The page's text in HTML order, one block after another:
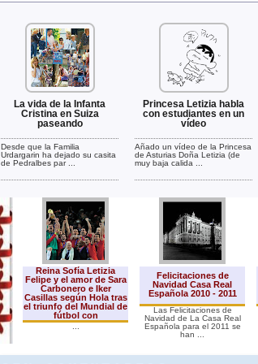
La vida de la Infanta
Cristina en Suiza
paseando
Desde que la Familia
Urdargarin ha dejado su casita
de Pedralbes par ...
Princesa Letizia habla
con estudiantes en un
vídeo
Añado un vídeo de la Princesa
de Asturias Doña Letizia (de
muy baja calida ...
Reina Sofía Letizia
Felipe y el amor de Sara
Carbonero e Iker
Casillas según Hola tras
el triunfo del Mundial de
fútbol con
Felicitaciones de
Navidad Casa Real
Española 2010 - 2011
Las Felicitaciones de
Navidad de La Casa Real
Española para el 2011 se
han ...